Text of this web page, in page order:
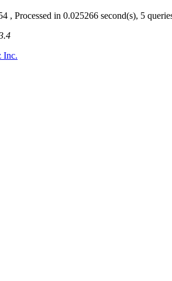
, Processed in 0.025266 second(s), 5
Inc.